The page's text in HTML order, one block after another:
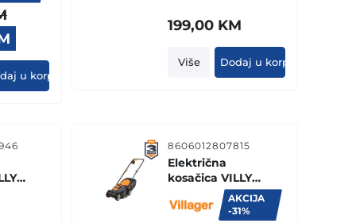
price
is:
129,90 KM.
u korpu
199,00 KM
Više Dodaj u korpu
8606012807815
Električna
kosačica VILLY
AKCIJA
-31%